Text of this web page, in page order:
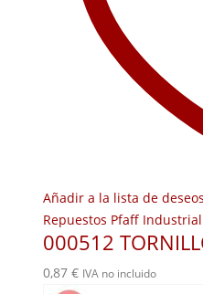
Añadir a la lista de deseos
Repuestos Pfaff Industrial
000512
0,87 € IVA no incluido